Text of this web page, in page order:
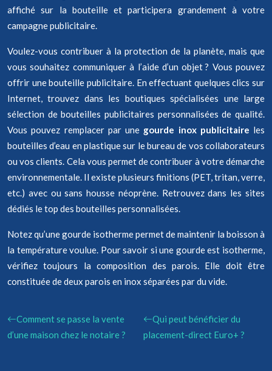
affiché sur la bouteille et participera grandement à votre
campagne publicitaire.
Voulez-vous contribuer à la protection de la planète, mais que
vous souhaitez communiquer à l’aide d’un objet ? Vous pouvez
offrir une bouteille publicitaire. En effectuant quelques clics sur
Internet, trouvez dans les boutiques spécialisées une large
sélection de bouteilles publicitaires personnalisées de qualité.
Vous pouvez remplacer par une gourde inox publicitaire les
bouteilles d’eau en plastique sur le bureau de vos collaborateurs
ou vos clients. Cela vous permet de contribuer à votre démarche
environnementale. Il existe plusieurs finitions (PET, tritan, verre,
etc.) avec ou sans housse néoprène. Retrouvez dans les sites
dédiés le top des bouteilles personnalisées.
Notez qu’une gourde isotherme permet de maintenir la boisson à
la température voulue. Pour savoir si une gourde est isotherme,
vérifiez toujours la composition des parois. Elle doit être
constituée de deux parois en inox séparées par du vide.
Comment se passe la vente
d’une maison chez le notaire ?
Qui peut bénéficier du
placement-direct Euro+ ?